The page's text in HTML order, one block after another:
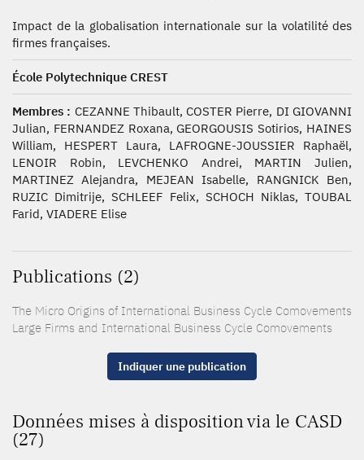
Impact de la globalisation internationale sur la volatilité des
firmes françaises.
École Polytechnique CREST
Membres : CEZANNE Thibault, COSTER Pierre, DI GIOVANNI
Julian, FERNANDEZ Roxana, GEORGOUSIS Sotirios, HAINES
William, HESPERT Laura, LAFROGNE-JOUSSIER Raphaël,
LENOIR Robin, LEVCHENKO Andrei, MARTIN Julien,
MARTINEZ Alejandra, MEJEAN Isabelle, RANGNICK Ben,
RUZIC Dimitrije, SCHLEEF Felix, SCHOCH Niklas, TOUBAL
Farid, VIADERE Elise
Publications (2)
The Micro Origins of International Business Cycle Comovements
Large Firms and International Business Cycle Comovements
Indiquer une publication
Données mises à disposition via le CASD
(27)